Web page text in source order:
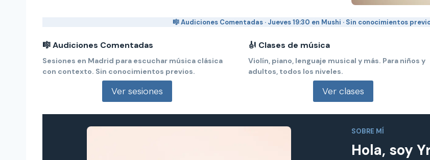
🎼 Audiciones Comentadas · Jueves 19:30 en Mushi · Sin conocimientos
🎼 Audiciones Comentadas
Sesiones en Madrid para escuchar música clásica
con contexto. Sin conocimientos previos.
Ver sesiones
🎻 Clases de música
Violín, piano, lenguaje musical y más. Para niños y
adultos, todos los niveles.
Ver clases
SOBRE MÍ
Hola, soy